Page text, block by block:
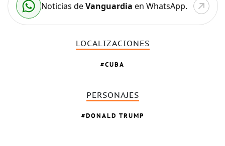
Noticias deVanguardia en WhatsApp.
LOCALIZACIONES
CUBA
PERSONAJES
DONALD TRUMP